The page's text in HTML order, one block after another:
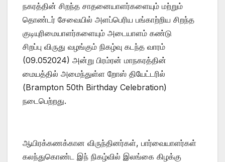
நகரத்தின் சிறந்த சாதனையாளர்களையும் மற்றும்
தொண்டர் சேவையில் அளப்பெரிய பங்காற்றிய சிறந்த
குடியுரிமையாளர்களையும் அடையாளம் கண்டு
சிறப்பு விருது வழங்கும் நிகழ்வு கடந்த வாரம்
(09.052024) அன்று பிரம்ரன் மாநகரத்தின்
மையத்தில் அமைந்துள்ள றோஸ் தியேட்டரில்
(Brampton 50th Birthday Celebration)
நடைபெற்றது.
ஆயிரக்கணக்கான விருந்தினர்கள், பார்வையாளர்கள்
கலந்துகொண்ட இந் நிகழ்வில் இலங்கை கிழக்கு